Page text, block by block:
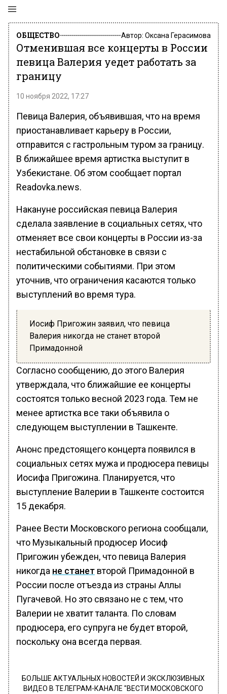
ОБЩЕСТВО Автор: Оксана Герасимова
Отменившая все концерты в России
певица Валерия уедет работать за
границу
10 ноября 2022, 17:27
Певица Валерия, объявившая, что на время
приостанавливает карьеру в России,
отправится с гастрольным туром за границу.
В ближайшее время артистка выступит в
Узбекистане. Об этом сообщает портал
Readovka.news.
Накануне российская певица Валерия
сделала заявление в социальных сетях, что
отменяет все свои концерты в России из-за
нестабильной обстановке в связи с
политическими событиями. При этом
уточнив, что ограничения касаются только
выступлений во время тура.
Иосиф Пригожин заявил, что певица
Валерия никогда не станет второй
Примадонной
Согласно сообщению, до этого Валерия
утверждала, что ближайшие ее концерты
состоятся только весной 2023 года. Тем не
менее артистка все таки объявила о
следующем выступлении в Ташкенте.
Анонс предстоящего концерта появился в
социальных сетях мужа и продюсера певицы
Иосифа Пригожина. Планируется, что
выступление Валерии в Ташкенте состоится
15 декабря.
Ранее Вести Московского региона сообщали,
что Музыкальный продюсер Иосиф
Пригожин убежден, что певица Валерия
никогда не станет второй Примадонной в
России после отъезда из страны Аллы
Пугачевой. Но это связано не с тем, что
Валерии не хватит таланта. По словам
продюсера, его супруга не будет второй,
поскольку она всегда первая.
БОЛЬШЕ АКТУАЛЬНЫХ НОВОСТЕЙ И ЭКСКЛЮЗИВНЫХ
ВИДЕО В ТЕЛЕГРАМ-КАНАЛЕ "ВЕСТИ МОСКОВСКОГО